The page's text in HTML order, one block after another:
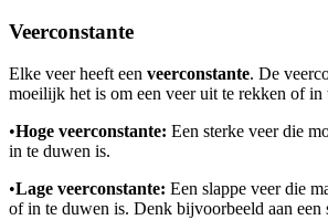
Veerconstante
Elke veer heeft een veerconstante. De
moeilijk het is om een veer uit te rekken of in
•Hoge veerconstante: Een sterke veer die
in te duwen is.
•Lage veerconstante: Een slappe veer die
of in te duwen is. Denk bijvoorbeeld aan een